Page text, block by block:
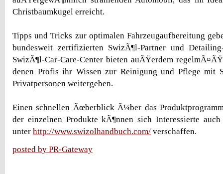
Christbaumkugel erreicht.
Tipps und Tricks zur optimalen Fahrzeugaufbereitung
bundesweit zertifizierten SwizÃ¶l-Partner und
SwizÃ¶l-Car-Care-Center bieten auÃŸerdem
denen Profis ihr Wissen zur Reinigung und Pflege mit
Privatpersonen weitergeben.
Einen schnellen Ãœberblick Ã¼ber das
der einzelnen Produkte kÃ¶nnen sich Interessierte
unter http://www.swizolhandbuch.com/ verschaffen.
posted by PR-Gateway